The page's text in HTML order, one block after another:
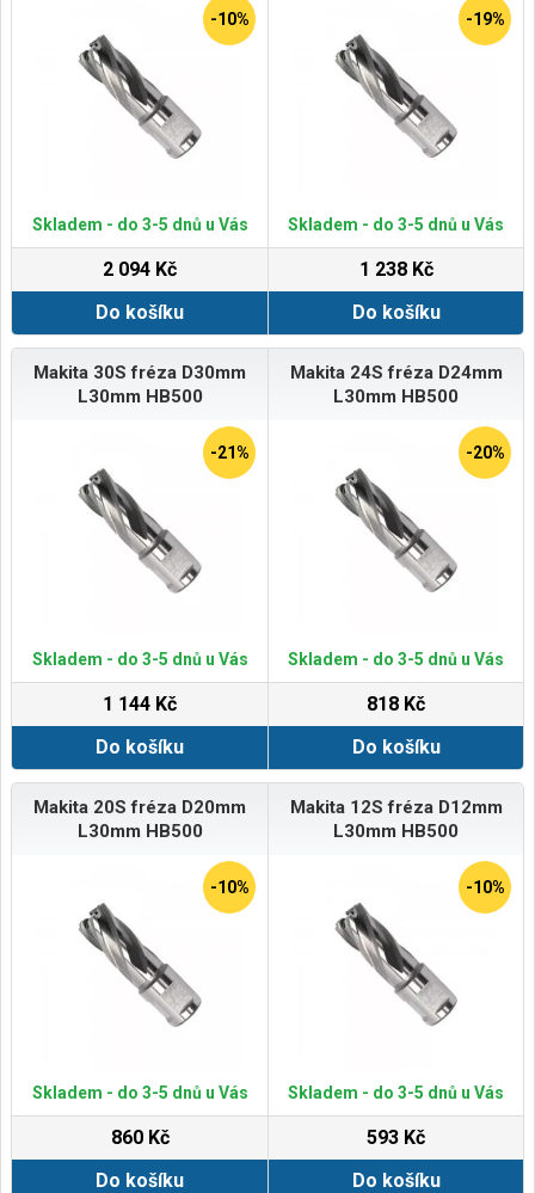
-10%
Skladem - do 3-5 dnů u Vás
2 094 Kč
Do košíku
-19%
Skladem - do 3-5 dnů u Vás
1 238 Kč
Do košíku
Makita 30S fréza D30mm
L30mm HB500
-21%
Skladem - do 3-5 dnů u Vás
1 144 Kč
Do košíku
Makita 24S fréza D24mm
L30mm HB500
-20%
Skladem - do 3-5 dnů u Vás
818 Kč
Do košíku
Makita 20S fréza D20mm
L30mm HB500
-10%
Skladem - do 3-5 dnů u Vás
860 Kč
Do košíku
Makita 12S fréza D12mm
L30mm HB500
-10%
Skladem - do 3-5 dnů u Vás
593 Kč
Do košíku